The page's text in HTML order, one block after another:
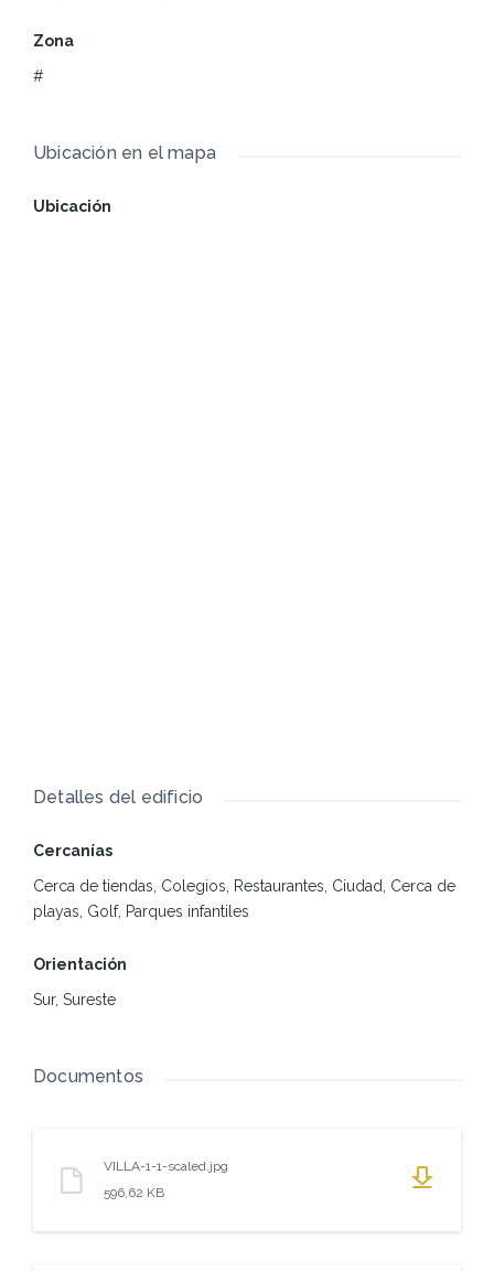
Zona
#
Ubicación en el mapa
Ubicación
Detalles del edificio
Cercanías
Cerca de tiendas, Colegios, Restaurantes, Ciudad, Cerca de
playas, Golf, Parques infantiles
Orientación
Sur, Sureste
Documentos
VILLA-1-1-scaled.jpg
596,62 KB